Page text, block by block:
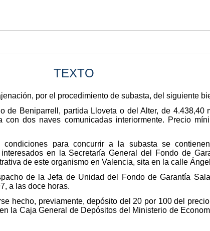
TEXTO
por el procedimiento de subasta, del siguiente
de Beniparrell, partida Lloveta o del Alter, de 4.438,40
dos naves comunicadas interiormente. Precio
para concurrir a la subasta se
en la Secretaría General del Fondo de
de este organismo en Valencia, sita en la calle
de la Jefa de Unidad del Fondo de Garantía
a las doce horas.
hecho, previamente, depósito del 20 por 100 del
la Caja General de Depósitos del Ministerio de